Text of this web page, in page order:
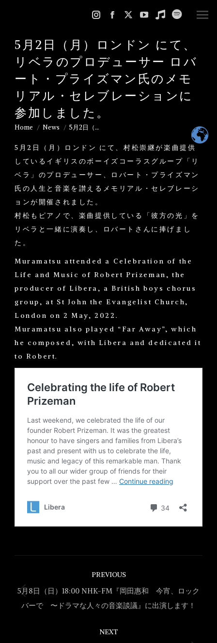
Instagram
opens
in
new
window
Facebook
opens
in
new
X
opens
in
new
YouTube
opens
in
new
Music
opens
in
new
Spotify
opens
in
new
5月2日（月）ロンドン にて、
リベラのプロデューサー ロバ
ート・プライズマン氏のメモ
リアル・セレブレーションに
参加しました。
You are here:
Home News 5月2日（…
5月2日（月）ロンドン にて、村松崇継が楽曲提供
しているイギリスのボーイズコーラスグループ「リ
ベラ」のプロデューサー、ロバート・プライズマン
氏の人生と音楽を讃えるメモリアル・セレブレーシ
ョンが開催されました。
村松もピアノで、楽曲提供している「彼方の光」を
リベラと一緒に演奏し、ロバートさんに捧げまし
た。
Muramatsu attended a Celebration of the
Life and Music of Robert Prizeman, the
producer of Libera, a British boys chorus
group, at St John the Evangelist Church,
London on 2 May, 2022.
Muramatsu also played “Far Away”, which
he composed, with Libera and dedicated it
to Robert.
navigation
PREVIOUS
Previous
post:
5月8日（日）18:00 NHK-FM『岡田惠和 今宵、ロック
バーで 〜ドラマな人々の音楽談議』に出演します！
NEXT